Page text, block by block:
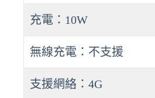
充電：10W
無線充電：不支援
支援網絡：4G